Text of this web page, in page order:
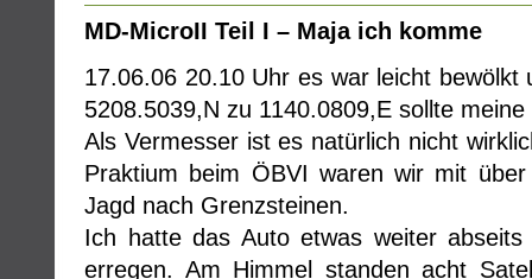
MD-MicroII Teil I – Maja ich komme
17.06.06 20.10 Uhr es war leicht bewölkt
5208.5039,N zu 1140.0809,E sollte
Als Vermesser ist es natürlich nicht
Praktium beim ÖBVI waren wir mit
Jagd nach Grenzsteinen.
Ich hatte das Auto etwas weiter
erregen. Am Himmel standen acht